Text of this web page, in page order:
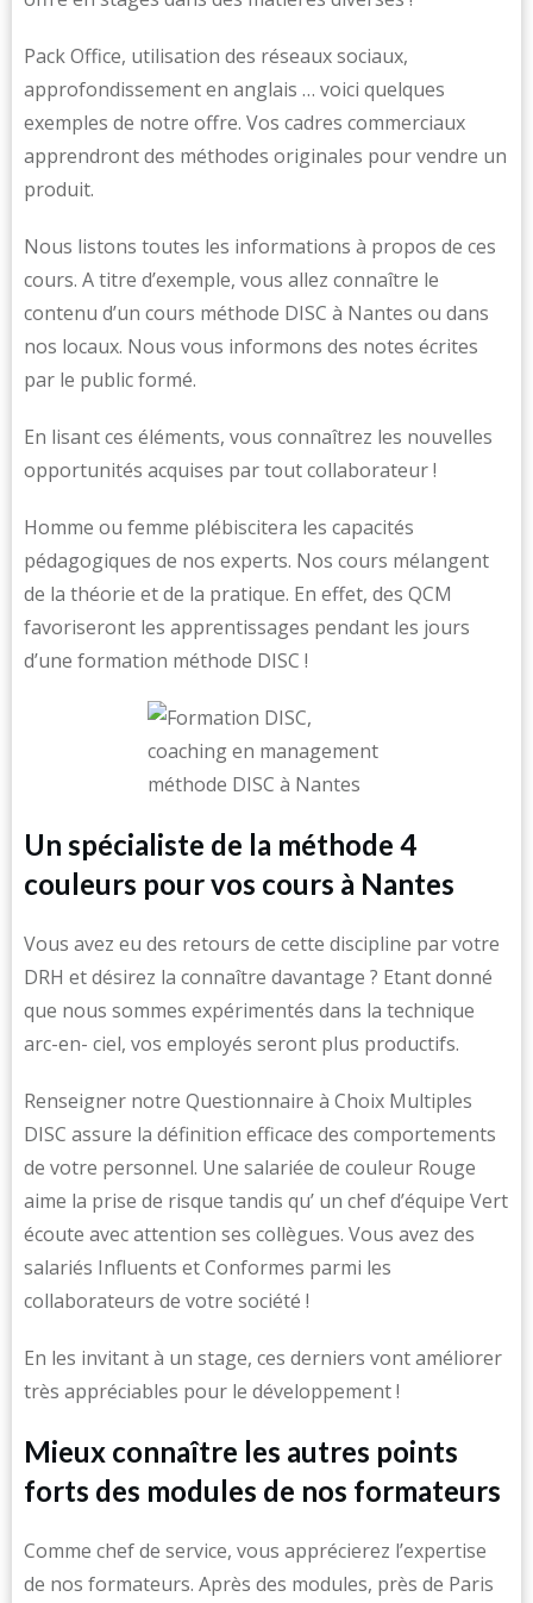
Pack Office, utilisation des réseaux sociaux,
approfondissement en anglais … voici quelques
exemples de notre offre. Vos cadres commerciaux
apprendront des méthodes originales pour vendre un
produit.
Nous listons toutes les informations à propos de ces
cours. A titre d’exemple, vous allez connaître le
contenu d’un cours méthode DISC à Nantes ou dans
nos locaux. Nous vous informons des notes écrites
par le public formé.
En lisant ces éléments, vous connaîtrez les nouvelles
opportunités acquises par tout collaborateur !
Homme ou femme plébiscitera les capacités
pédagogiques de nos experts. Nos cours mélangent
de la théorie et de la pratique. En effet, des QCM
favoriseront les apprentissages pendant les jours
d’une formation méthode DISC !
Un spécialiste de la méthode 4
couleurs pour vos cours à Nantes
Vous avez eu des retours de cette discipline par votre
DRH et désirez la connaître davantage ? Etant donné
que nous sommes expérimentés dans la technique
arc-en- ciel, vos employés seront plus productifs.
Renseigner notre Questionnaire à Choix Multiples
DISC assure la définition efficace des comportements
de votre personnel. Une salariée de couleur Rouge
aime la prise de risque tandis qu’ un chef d’équipe Vert
écoute avec attention ses collègues. Vous avez des
salariés Influents et Conformes parmi les
collaborateurs de votre société !
En les invitant à un stage, ces derniers vont améliorer
très appréciables pour le développement !
Mieux connaître les autres points
forts des modules de nos formateurs
Comme chef de service, vous apprécierez l’expertise
de nos formateurs. Après des modules, près de Paris